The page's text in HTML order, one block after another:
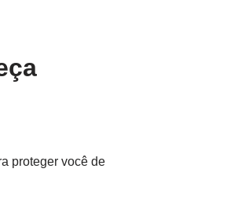
proteger você de